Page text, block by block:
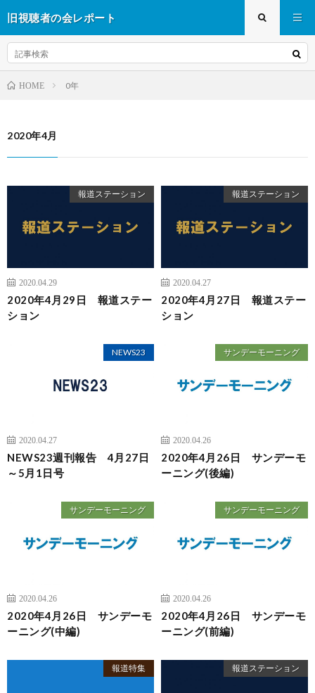
旧視聴者の会レポート
HOME 0年
2020年4月
報道ステーション
2020.04.29
2020年4月29日 報道ステー
ション
報道ステーション
2020.04.27
2020年4月27日 報道ステー
ション
NEWS23
2020.04.27
NEWS23週刊報告 4月27日
～5月1日号
サンデーモーニング
2020.04.26
2020年4月26日 サンデーモ
ーニング(後編)
サンデーモーニング
2020.04.26
2020年4月26日 サンデーモ
ーニング(中編)
サンデーモーニング
2020.04.26
2020年4月26日 サンデーモ
ーニング(前編)
報道特集 報道ステーション